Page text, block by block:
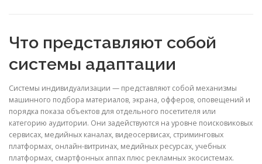
Что представляют собой
системы адаптации
Системы индивидуализации — представляют собой механизмы
машинного подбора материалов, экрана, офферов, оповещений и
порядка показа объектов для отдельного посетителя или
категорию аудитории. Они задействуются на уровне поисковиковых
сервисах, медийных каналах, видеосервисах, стриминговых
платформах, онлайн-витринах, медийных ресурсах, учебных
платформах, смартфонных аппах плюс рекламных экосистемах.